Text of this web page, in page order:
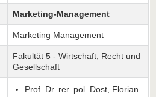
Marketing-Management
Marketing Management
Fakultät 5 - Wirtschaft, Recht und
Gesellschaft
Prof. Dr. rer. pol. Dost, Florian